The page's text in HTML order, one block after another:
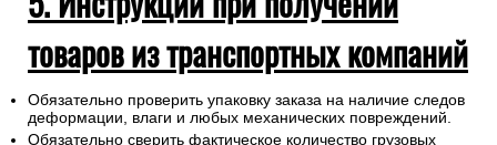
товаров из транспортных компаний
Обязательно проверить упаковку заказа на наличие следов
деформации, влаги и любых механических повреждений.
Обязательно сверить фактическое количество грузовых